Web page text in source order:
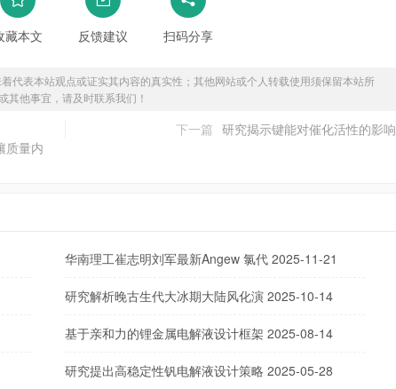
藏本文 反馈建议 扫码分享
代表本站观点或证实其内容的真实性；其他网站或个人转载使用须保留本站所
其他事宜，请及时联系我们！
质量内
下一篇 研究揭示键能对催化活性的影响
华南理工崔志明刘军最新Angew 氯代2025-11-21
研究解析晚古生代大冰期大陆风化演2025-10-14
基于亲和力的锂金属电解液设计框架 2025-08-14
研究提出高稳定性钒电解液设计策略 2025-05-28